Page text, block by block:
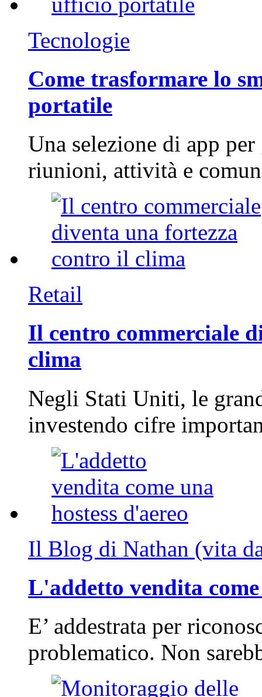
Tecnologie
Come trasformare lo
portatile
Una selezione di app
riunioni, attività e
Retail
Il centro commerciale
clima
Negli Stati Uniti, le
investendo cifre
Il Blog di Nathan (vita
L'addetto vendita
E’ addestrata per
problematico. Non